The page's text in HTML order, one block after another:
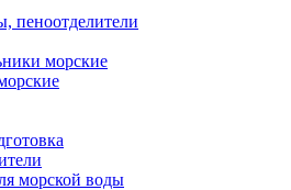
пеноотделители
морские
морской воды